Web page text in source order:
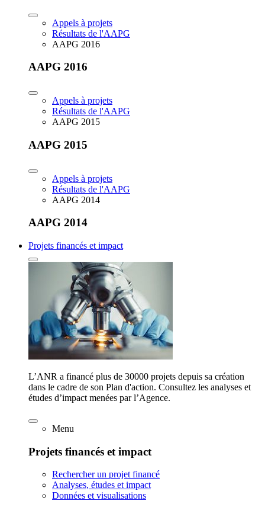
Appels à projets
Résultats de l'AAPG
AAPG 2016
AAPG 2016
Appels à projets
Résultats de l'AAPG
AAPG 2015
AAPG 2015
Appels à projets
Résultats de l'AAPG
AAPG 2014
AAPG 2014
Projets financés et impact
L’ANR a financé plus de 30000 projets depuis sa création
dans le cadre de son Plan d'action. Consultez les analyses et
études d’impact menées par l’Agence.
Menu
Projets financés et impact
Rechercher un projet financé
Analyses, études et impact
Données et visualisations